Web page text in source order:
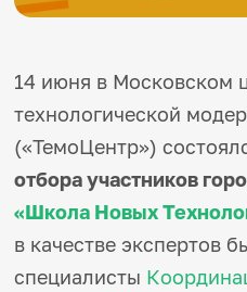
Видео
Кибершкола
Итоги событий
Личный кабинет
События
Игры и тренажеры
14 июня в Московском
технологической
(«ТемоЦентр»)
отбора участников
«Школа Новых
в качестве экспертов
специалисты